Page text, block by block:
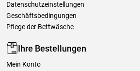
Datenschutzeinstellungen
Geschäftsbedingungen
Pflege der Bettwäsche
Ihre Bestellungen
Mein Konto